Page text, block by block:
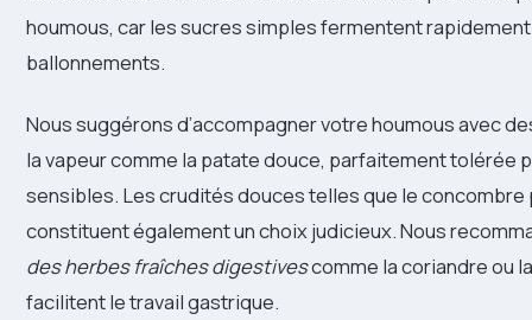
houmous, car les sucres simples fermentent
ballonnements.
Nous suggérons d’accompagner votre houmous avec
la vapeur comme la patate douce, parfaitement tolérée
sensibles. Les crudités douces telles que le
constituent également un choix judicieux. Nous
des herbes fraîches digestivescomme la coriandre ou
facilitent le travail gastrique.